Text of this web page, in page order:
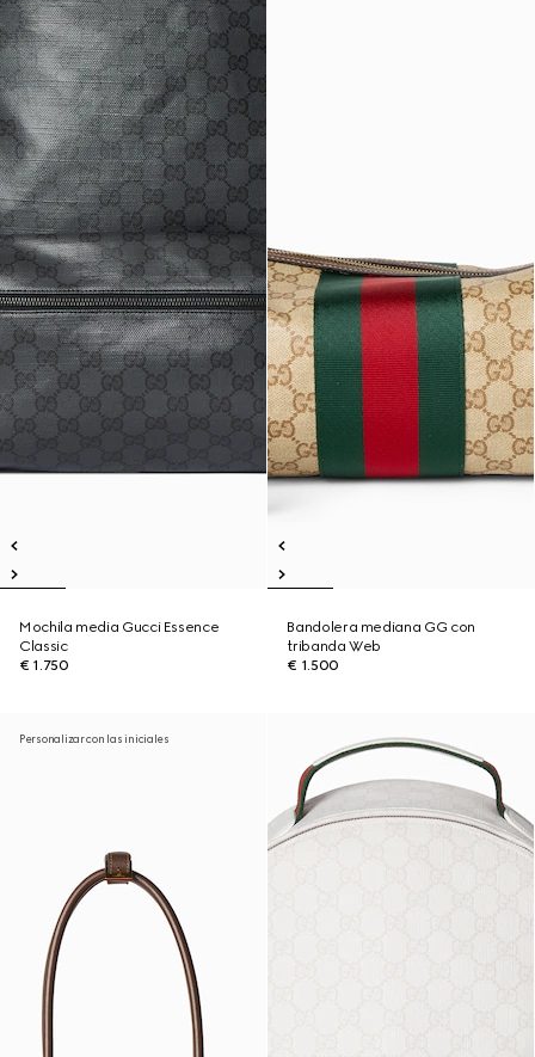
Mochila media Gucci Essence
Classic
€ 1.750
Bandolera mediana GG con
tribanda Web
€ 1.500
Personalizar con las iniciales